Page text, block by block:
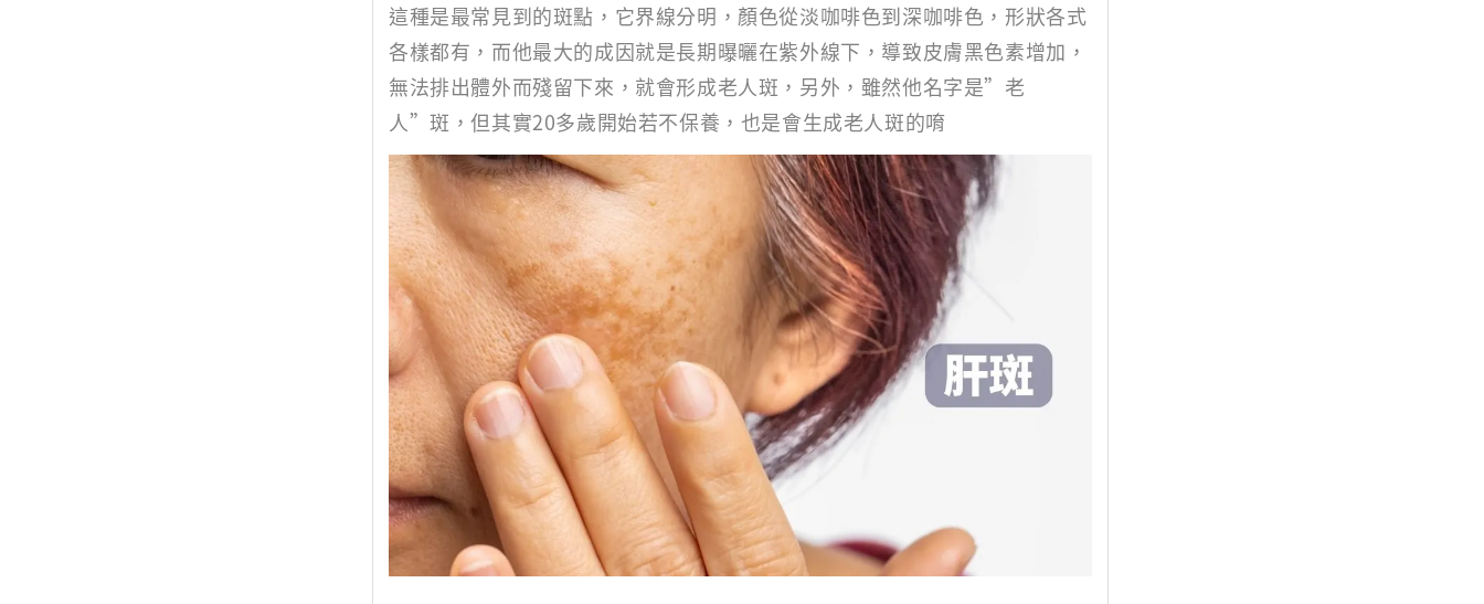
這種是最常見到的斑點，它界線分明，顏色從淡咖啡色到深咖啡色，形狀各式
各樣都有，而他最大的成因就是長期曝曬在紫外線下，導致皮膚黑色素增加，
無法排出體外而殘留下來，就會形成老人斑，另外，雖然他名字是”老
人”斑，但其實20多歲開始若不保養，也是會生成老人斑的唷